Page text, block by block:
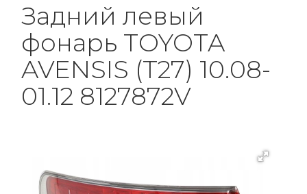
Задний левый
фонарь TOYOTA
AVENSIS (T27) 10.08-
01.12 8127872V